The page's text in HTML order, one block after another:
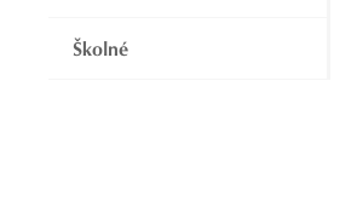
Školné